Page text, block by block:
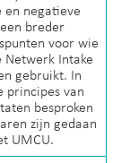
en negatieve
breder
voor wie
Netwerk Intake
gebruikt. In
principes van
besproken
zijn gedaan
UMCU.